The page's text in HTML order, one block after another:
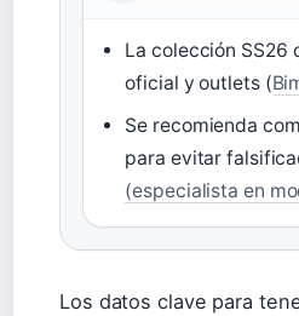
La colección SS26
oficial y outlets (
Se recomienda
para evitar
(especialista en
Los datos clave para